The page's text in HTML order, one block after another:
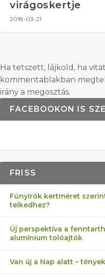
virágoskertje
2018-03-21
Ha tetszett, lájkold, ha
kommentablakban
irány a megosztás.
FACEBOOKON IS
FRISS
Fűnyírók kertméret
telkedhez?
Új perspektíva a
alumínium tolóajtók
Van új a Nap alatt –